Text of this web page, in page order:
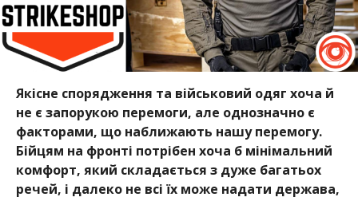
Якісне спорядження та військовий одяг хоча й
не є запорукою перемоги, але однозначно є
факторами, що наближають нашу перемогу.
Бійцям на фронті потрібен хоча б мінімальний
комфорт, який складається з дуже багатьох
речей, і далеко не всі їх може надати держава,